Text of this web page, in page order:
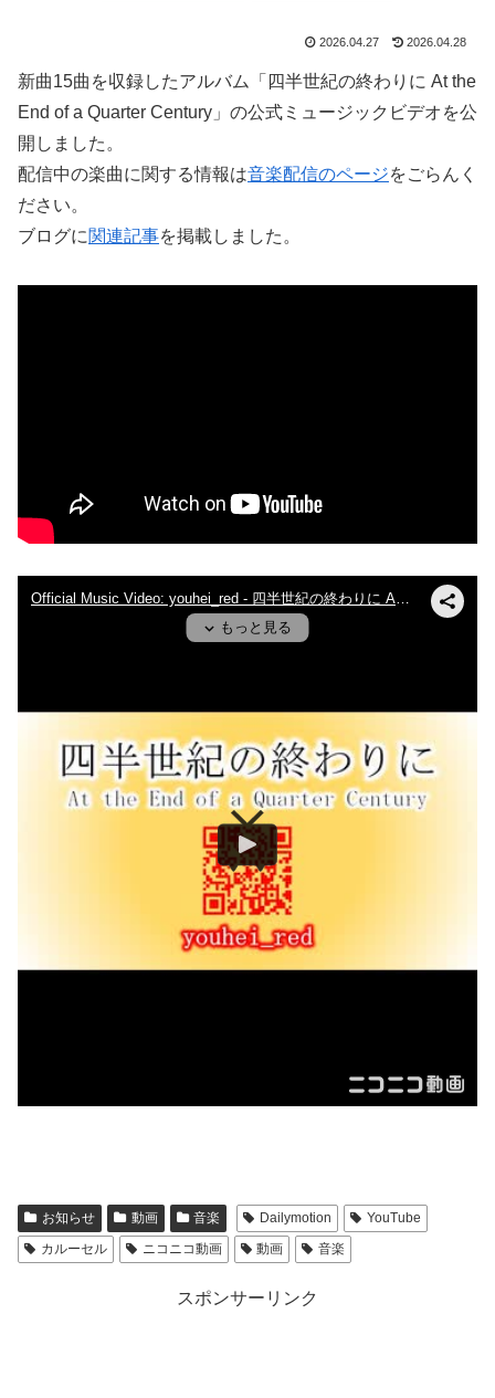
2026.04.27 2026.04.28
新曲15曲を収録したアルバム「四半世紀の終わりに At the
End of a Quarter Century」の公式ミュージックビデオを公
開しました。
配信中の楽曲に関する情報は音楽配信のページをごらんく
ださい。
ブログに関連記事を掲載しました。
お知らせ 動画 音楽 Dailymotion
YouTube
カルーセル
ニコニコ動画 動画 音楽
スポンサーリンク